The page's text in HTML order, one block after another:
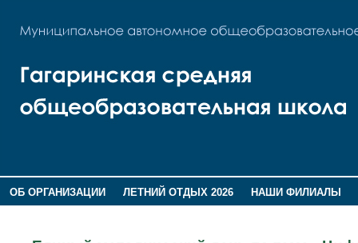
ОБ ОРГАНИЗАЦИИ ЛЕТНИЙ ОТДЫХ 2026
НАШИ ФИЛИАЛЫ